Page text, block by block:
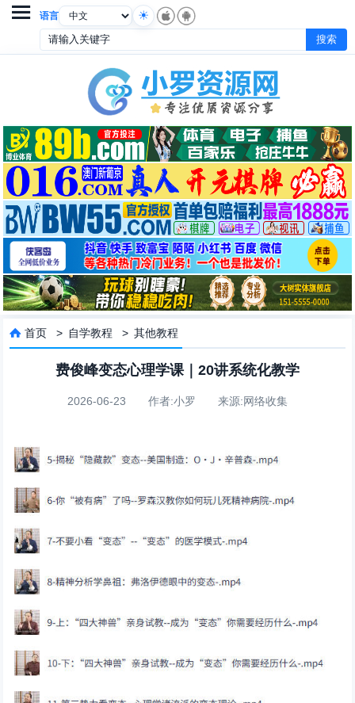
语言

 首页 > 自学教程 >其他教程
费俊峰变态心理学课｜20讲系统化教学
2026-06-23 作者:小罗 来源:网络收集